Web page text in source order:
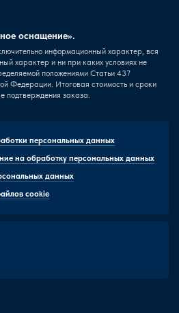
оснащение».
информационный характер, вся
характер и ни при каких условиях не
положениями Статьи 437
Федерации. Итоговая стоимость и сроки
подтверждения заказа.
персональных данных
на обработку персональных данных
данных
cookie